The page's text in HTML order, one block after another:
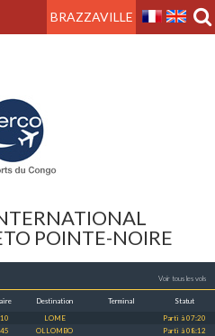
BRAZZAVILLE
POINTE-NOIRE
19:04 26
Voir tous les vols
Destination Terminal
Statut
LOME
Parti à 07:20
OLLOMBO
Parti à 08:12